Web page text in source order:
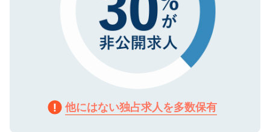
他にはない独占求人を多数保有